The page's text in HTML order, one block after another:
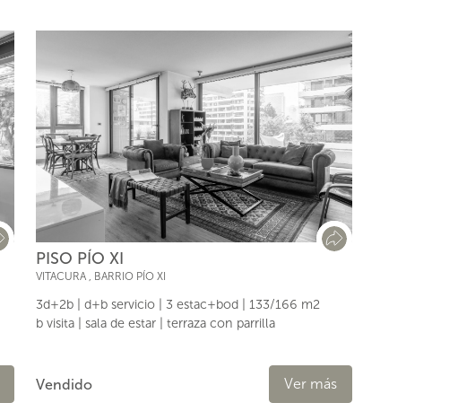
PISO PÍO XI
VITACURA, BARRIO PÍO XI
3d+2b | d+b servicio | 3 estac+bod | 133/166 m2
b visita | sala de estar | terraza con parrilla
Vendido Ver más